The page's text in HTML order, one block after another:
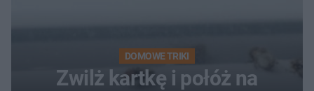
DOMOWE TRIKI
Zwilż kartkę i połóż na